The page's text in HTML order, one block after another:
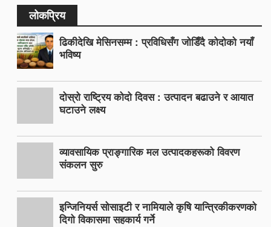
लोकप्रिय
ढिकीदेखि मेसिनसम्म : प्रविधिसँग जोडिँदै कोदोको नयाँ
भविष्य
दोस्रो राष्ट्रिय कोदो दिवस : उत्पादन बढाउने र आयात
घटाउने लक्ष्य
व्यावसायिक प्राङ्गारिक मल उत्पादकहरूको विवरण
संकलन सुरु
इन्जिनियर्स सोसाइटी र नामियाले कृषि यान्त्रिकीकरणको
दिगो विकासमा सहकार्य गर्ने